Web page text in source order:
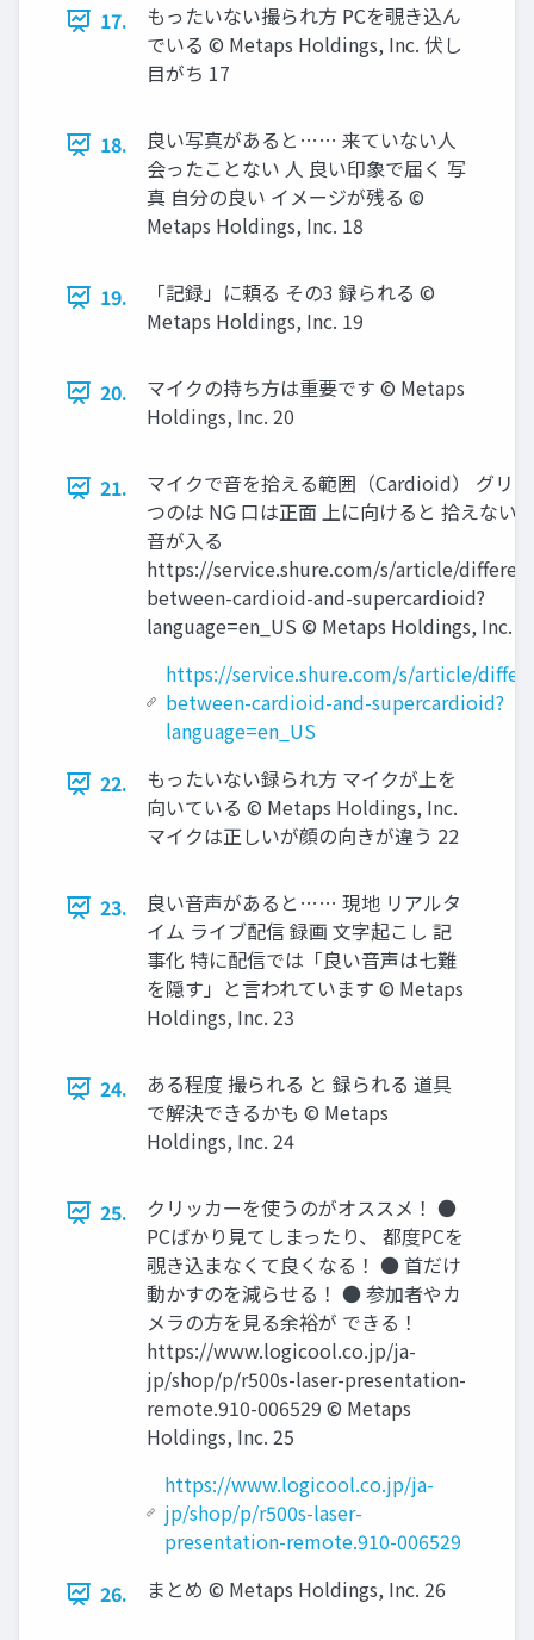
17.
もったいない撮られ方 PCを覗き込ん
でいる © Metaps Holdings, Inc. 伏し
目がち 17
18.
良い写真があると…… 来ていない人
会ったことない 人 良い印象で届く 写
真 自分の良い イメージが残る ©
Metaps Holdings, Inc. 18
19.
「記録」に頼る その3 録られる ©
Metaps Holdings, Inc. 19
20.
マイクの持ち方は重要です © Metaps
Holdings, Inc. 20
21.
マイクで音を拾える範囲（Cardioid） グリ
つのは NG 口は正面 上に向けると 拾えない
音が入る
https://service.shure.com/s/article/
between-cardioid-and-supercardioid?
language=en_US © Metaps Holdings, Inc.
https://service.shure.com/s/article/
between-cardioid-and-supercardioid?
language=en_US
22.
もったいない録られ方 マイクが上を
向いている © Metaps Holdings, Inc.
マイクは正しいが顔の向きが違う 22
23.
良い音声があると…… 現地 リアルタ
イム ライブ配信 録画 文字起こし 記
事化 特に配信では「良い音声は七難
を隠す」と言われています © Metaps
Holdings, Inc. 23
24.
ある程度 撮られる と 録られる 道具
で解決できるかも © Metaps
Holdings, Inc. 24
25.
クリッカーを使うのがオススメ！ ●
PCばかり見てしまったり、 都度PCを
覗き込まなくて良くなる！ ● 首だけ
動かすのを減らせる！ ● 参加者やカ
メラの方を見る余裕が できる！
https://www.logicool.co.jp/ja-
jp/shop/p/r500s-laser-presentation-
remote.910-006529 © Metaps
Holdings, Inc. 25
https://www.logicool.co.jp/ja-
jp/shop/p/r500s-laser-
presentation-remote.910-006529
26.
まとめ © Metaps Holdings, Inc. 26